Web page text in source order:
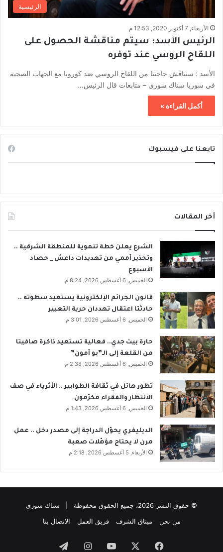
الرئيسية
الأربعاء, 7 أكتوبر 2020, 12:53 م
الرئيس الأسد: سيتم مناقشة الحصول على
اللقاح الروسي عند توفره
الأسد : سنناقش حاجتنا من اللقاح الروسي ضد كورونا مع الجهات الصحية
في سوريا سناك سوري – متابعات قال الرئيس…
أكمل القراءة »
تابعنا على فيسبوك
أخر المقالات
الشرع يعلن خطة تنموية للمنطقة الشرقية ..
وتحذير أممي من تهديدات داعش _ حصاد
الأسبوع
الخميس, 6 أغسطس 2026, 8:24 م
قانون الجرائم الإلكترونية يستعيد سطوته ..
حادثتا اعتقال تهددان حرية التعبير
الخميس, 6 أغسطس 2026, 3:01 م
حارة بيت جدي.. فعالية تستعيد ذاكرة صافيتا
من القلعة إلى الـ”بو آمون”
الخميس, 6 أغسطس 2026, 2:38 م
تطور هائل في ثقافة الطوابير .. الأثرياء في صف
الانتظار والفقراء مكرّمون
الخميس, 6 أغسطس 2026, 1:43 م
الديليفري يحوّل الدراجة إلى مصدر دخل .. عمل
مرن لا يحتاج مؤهّلات صعبة
الأربعاء, 5 أغسطس 2026, 2:18 م
© حقوق النشر 2026، جميع الحقوق محفوظة | سناك سوري
من نحن
ميثاق الشرف فريق العمل الاتصال بنا
فيسبوك ‫YouTubeانستقرام